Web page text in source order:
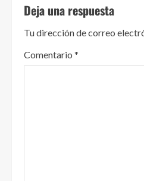
e
l
e
Deja una respuesta
Tu dirección de correo
Comentario *